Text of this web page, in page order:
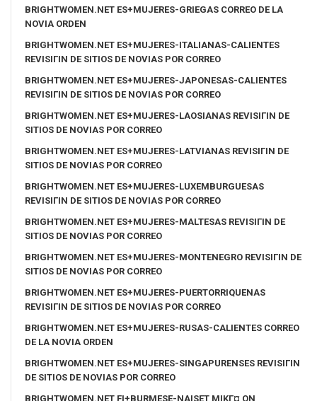
BRIGHTWOMEN.NET ES+MUJERES-GRIEGAS CORREO DE LA
NOVIA ORDEN
BRIGHTWOMEN.NET ES+MUJERES-ITALIANAS-CALIENTES
REVISIГІN DE SITIOS DE NOVIAS POR CORREO
BRIGHTWOMEN.NET ES+MUJERES-JAPONESAS-CALIENTES
REVISIГІN DE SITIOS DE NOVIAS POR CORREO
BRIGHTWOMEN.NET ES+MUJERES-LAOSIANAS REVISIГІN DE
SITIOS DE NOVIAS POR CORREO
BRIGHTWOMEN.NET ES+MUJERES-LATVIANAS REVISIГІN DE
SITIOS DE NOVIAS POR CORREO
BRIGHTWOMEN.NET ES+MUJERES-LUXEMBURGUESAS
REVISIГІN DE SITIOS DE NOVIAS POR CORREO
BRIGHTWOMEN.NET ES+MUJERES-MALTESAS REVISIГІN DE
SITIOS DE NOVIAS POR CORREO
BRIGHTWOMEN.NET ES+MUJERES-MONTENEGRO REVISIГІN DE
SITIOS DE NOVIAS POR CORREO
BRIGHTWOMEN.NET ES+MUJERES-PUERTORRIQUENAS
REVISIГІN DE SITIOS DE NOVIAS POR CORREO
BRIGHTWOMEN.NET ES+MUJERES-RUSAS-CALIENTES CORREO
DE LA NOVIA ORDEN
BRIGHTWOMEN.NET ES+MUJERES-SINGAPURENSES REVISIГІN
DE SITIOS DE NOVIAS POR CORREO
BRIGHTWOMEN.NET FI+BURMESE-NAISET MIKГ¤ ON